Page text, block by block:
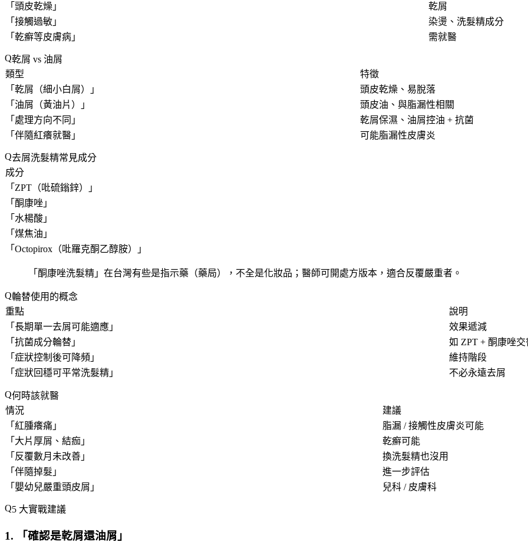
「 頭皮乾燥 」
乾屑
「 接觸過敏 」
染燙、洗髮精成分
「 乾癬等皮膚病 」 需就醫
乾屑 vs 油屑
類型
特徵
「 乾屑（細小白屑） 」
頭皮乾燥、易脫落
「 油屑（黃油片） 」
頭皮油、與脂漏性相關
「 處理方向不同 」
乾屑保濕、油屑控油 + 抗菌
「 伴隨紅癢就醫 」 可能脂漏性皮膚炎
去屑洗髮精常見成分
成分
「 ZPT（吡硫鎓鋅）
」
「 酮康唑 」
「 水楊酸 」
「 煤焦油 」
「 Octopirox（吡羅克酮乙醇胺） 」
「 酮康唑洗髮精 」在台灣有些是指示藥（藥局），不全是化妝品；醫師可開處方版本，適合反覆嚴重者。
輪替使用的概念
重點
說明
「 長期單一去屑可能適應 」
效果遞減
「 抗菌成分輪替 」
如 ZPT + 酮康唑交
「 症狀控制後可降頻 」
維持階段
「 症狀回穩可平常洗髮精 」 不必永遠去屑
何時該就醫
情況
建議
「 紅腫癢痛 」
脂漏 / 接觸性皮膚炎可能
「 大片厚屑、結痂 」
乾癬可能
「 反覆數月未改善 」
換洗髮精也沒用
「 伴隨掉髮 」
進一步評估
「 嬰幼兒嚴重頭皮屑 」 兒科 / 皮膚科
5 大實戰建議
1. 「確認是乾屑還油屑 」